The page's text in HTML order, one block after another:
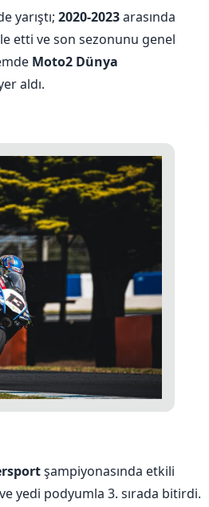
yarıştı; 2020-2023arasında
etti ve son sezonunu genel
Moto2 Dünya
aldı.
şampiyonasında etkili
yedi podyumla 3. sırada bitirdi.